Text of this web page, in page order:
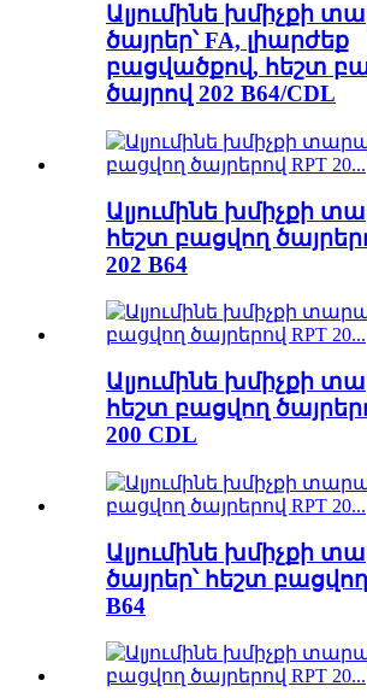
Ալյումինե խմիչքի
ծայրեր՝ FA, լիարժեք
բացվածքով, հեշտ
ծայրով 202 B64/CDL
Ալյումինե խմիչքի
հեշտ բացվող
202 B64
Ալյումինե խմիչքի
հեշտ բացվող
200 CDL
Ալյումինե խմիչքի
ծայրեր՝ հեշտ բացվող
B64